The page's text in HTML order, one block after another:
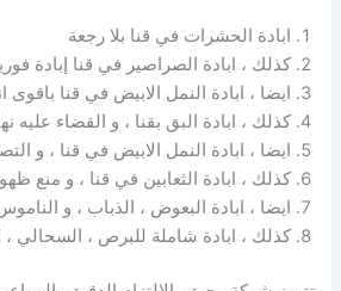
ابادة الحشرات في قنا بلا رجعة
كذلك ، ابادة الصراصير في قنا إبادة
ايضا ، ابادة النمل الابيض في قنا باقوى
كذلك ، ابادة البق بقنا ، و القضاء عليه
ايضا ، ابادة النمل الابيض في قنا ، و
كذلك ، ابادة الثعابين في قنا ، و منع
ايضا ، ابادة البعوض ، الذباب ، و
كذلك ، ابادة شاملة للبرص ، السحالي ،